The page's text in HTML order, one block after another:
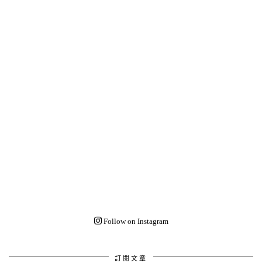
Follow on Instagram
訂閱文章